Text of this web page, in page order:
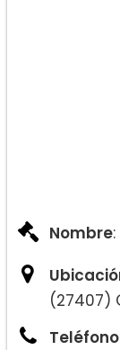
Nombre
(27407)
Teléfono